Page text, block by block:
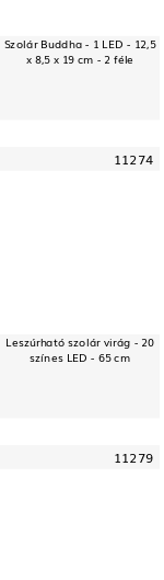
Szolár Buddha - 1 LED - 12,5
x 8,5 x 19 cm - 2 féle
11274
Leszúrható szolár virág - 20
színes LED - 65 cm
11279